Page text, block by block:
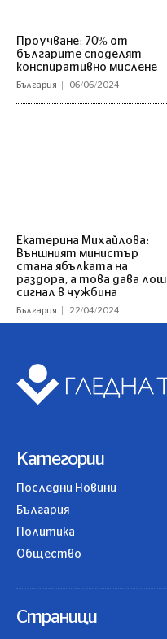
Проучване: 70% от
българите споделят
конспиративно мислене
България 06/06/2024
Екатерина Михайлова:
Външният министър
стана ябълката на
раздора, а това дава лош
сигнал в чужбина
България 22/04/2024
Категории
Последни Новини
България
Политика
Общество
Страници